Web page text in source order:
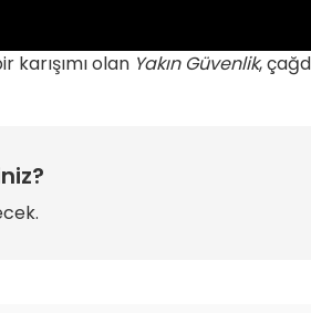
olan Yakın Güvenlik,